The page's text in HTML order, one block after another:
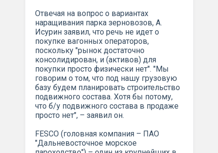
Отвечая на вопрос о вариантах
наращивания парка зерновозов, А.
Исурин заявил, что речь не идет о
покупке вагонных операторов,
поскольку "рынок достаточно
консолидирован, и (активов) для
покупки просто физически нет". "Мы
говорим о том, что под нашу грузовую
базу будем планировать строительство
подвижного состава. Хотя бы потому,
что б/у подвижного состава в продаже
просто нет", – заявил он.
FESCO (головная компания – ПАО
"Дальневосточное морское